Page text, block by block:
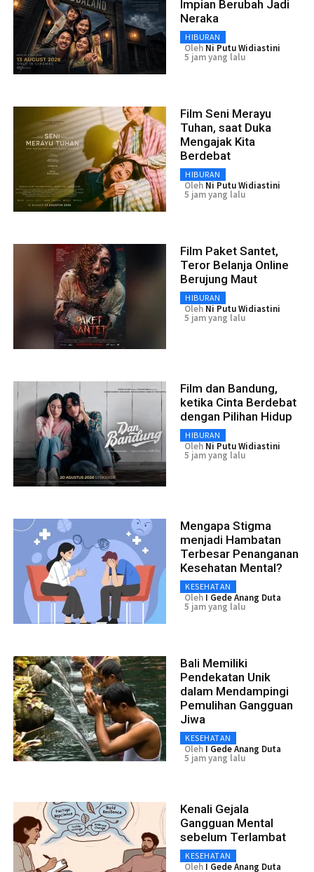
Impian Berubah Jadi
Neraka
HIBURAN
Oleh Ni Putu Widiastini
5 jam yang lalu
Film Seni Merayu
Tuhan, saat Duka
Mengajak Kita
Berdebat
HIBURAN
Oleh Ni Putu Widiastini
5 jam yang lalu
Film Paket Santet,
Teror Belanja Online
Berujung Maut
HIBURAN
Oleh Ni Putu Widiastini
5 jam yang lalu
Film dan Bandung,
ketika Cinta Berdebat
dengan Pilihan Hidup
HIBURAN
Oleh Ni Putu Widiastini
5 jam yang lalu
Mengapa Stigma
menjadi Hambatan
Terbesar Penanganan
Kesehatan Mental?
KESEHATAN
Oleh I Gede Anang Duta
5 jam yang lalu
Bali Memiliki
Pendekatan Unik
dalam Mendampingi
Pemulihan Gangguan
Jiwa
KESEHATAN
Oleh I Gede Anang Duta
5 jam yang lalu
Kenali Gejala
Gangguan Mental
sebelum Terlambat
KESEHATAN
Oleh I Gede Anang Duta